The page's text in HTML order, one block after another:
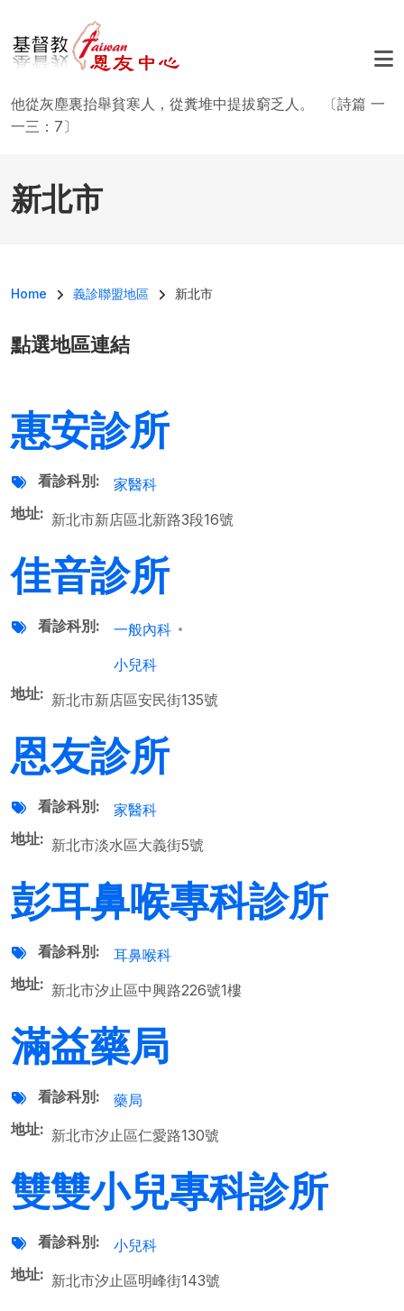
他從灰塵裏抬舉貧寒人，從糞堆中提拔窮乏人。 〔詩篇 一
一三：7〕
新北市
導航連結
Home 義診聯盟地區 新北市
點選地區連結
惠安診所
看診科別
家醫科
地址
新北市新店區北新路3段16號
佳音診所
看診科別
一般內科
小兒科
地址
新北市新店區安民街135號
恩友診所
看診科別
家醫科
地址
新北市淡水區大義街5號
彭耳鼻喉專科診所
看診科別
耳鼻喉科
地址
新北市汐止區中興路226號1樓
滿益藥局
看診科別
藥局
地址
新北市汐止區仁愛路130號
雙雙小兒專科診所
看診科別
小兒科
地址
新北市汐止區明峰街143號